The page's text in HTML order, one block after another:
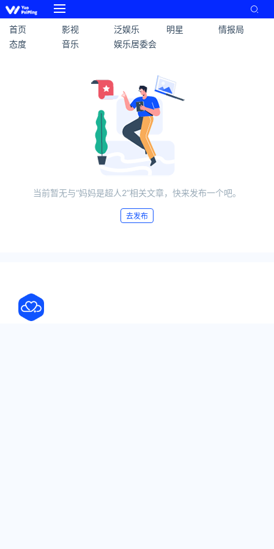
首页 影视 泛娱乐 明星
情报局
态度
音乐 娱乐居委会
当前暂无与“妈妈是超人2”相关文章，快来发布一个吧。
去发布